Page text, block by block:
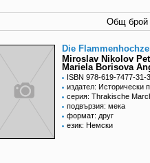
Общ брой
Die
Miroslav Nikolov
Mariela Borisova
ISBN 978-619-7477-31-3
издател: Исторически
серия: Thrakische
подвързия: мека
формат: друг
език: Немски